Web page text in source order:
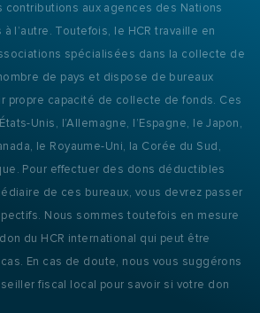
contributions aux agences des Nations
à l’autre. Toutefois, le HCR travaille en
spécialisées dans la collecte de
de pays et dispose de bureaux
propre capacité de collecte de fonds. Ces
Unis, l’Allemagne, l’Espagne, le Japon,
le Royaume-Uni, la Corée du Sud,
Pour effectuer des dons déductibles
de ces bureaux, vous devrez passer
Nous sommes toutefois en mesure
du HCR international qui peut être
En cas de doute, nous vous suggérons
fiscal local pour savoir si votre don